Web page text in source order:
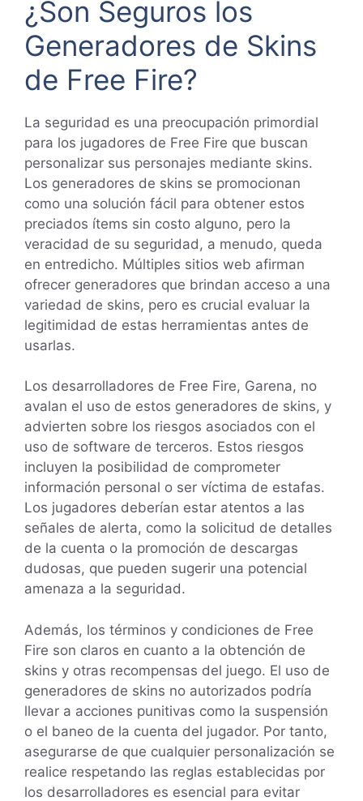
¿Son Seguros los
Generadores de Skins
de Free Fire?
La seguridad es una preocupación primordial
para los jugadores de Free Fire que buscan
personalizar sus personajes mediante skins.
Los generadores de skins se promocionan
como una solución fácil para obtener estos
preciados ítems sin costo alguno, pero la
veracidad de su seguridad, a menudo, queda
en entredicho. Múltiples sitios web afirman
ofrecer generadores que brindan acceso a una
variedad de skins, pero es crucial evaluar la
legitimidad de estas herramientas antes de
usarlas.
Los desarrolladores de Free Fire, Garena, no
avalan el uso de estos generadores de skins, y
advierten sobre los riesgos asociados con el
uso de software de terceros. Estos riesgos
incluyen la posibilidad de comprometer
información personal o ser víctima de estafas.
Los jugadores deberían estar atentos a las
señales de alerta, como la solicitud de detalles
de la cuenta o la promoción de descargas
dudosas, que pueden sugerir una potencial
amenaza a la seguridad.
Además, los términos y condiciones de Free
Fire son claros en cuanto a la obtención de
skins y otras recompensas del juego. El uso de
generadores de skins no autorizados podría
llevar a acciones punitivas como la suspensión
o el baneo de la cuenta del jugador. Por tanto,
asegurarse de que cualquier personalización se
realice respetando las reglas establecidas por
los desarrolladores es esencial para evitar